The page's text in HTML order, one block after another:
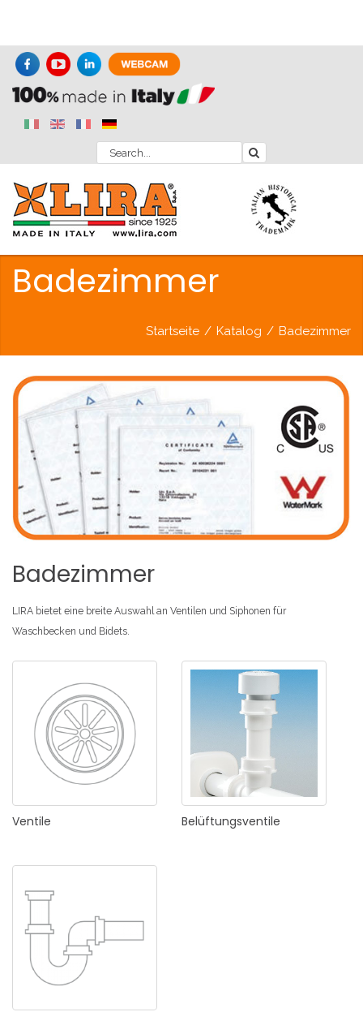
Badezimmer
Startseite / Katalog / Badezimmer
Badezimmer
LIRA bietet eine breite Auswahl an Ventilen und Siphonen für
Waschbecken und Bidets.
Ventile Belüftungsventile